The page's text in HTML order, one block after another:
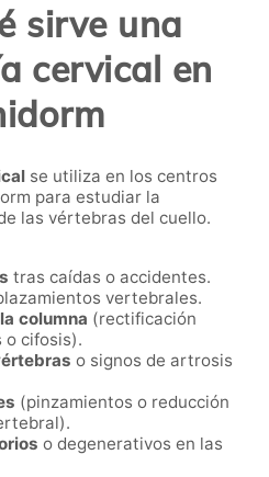
sirve una
cervical en
se utiliza en los centros
para estudiar la
las vértebras del cuello.
tras caídas o accidentes.
vertebrales.
columna (rectificación
o cifosis).
o signos de artrosis
(pinzamientos o reducción
o degenerativos en las